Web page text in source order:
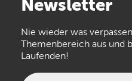
the t.bone
Walrus Audio
Newsletter
Nie wieder was
Themenbereich aus und
Laufenden!